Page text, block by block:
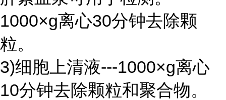
1000×g离心30分钟去除颗
粒。
3)细胞上清液---1000×g离心
10分钟去除颗粒和聚合物。